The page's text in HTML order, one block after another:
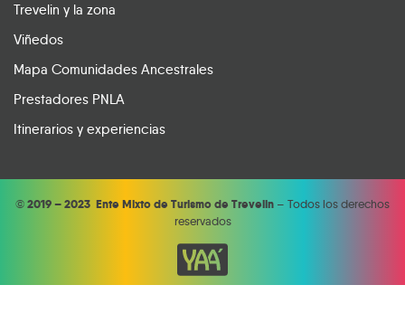
Trevelin y la zona
Viñedos
Mapa Comunidades Ancestrales
Prestadores PNLA
Itinerarios y experiencias
©2019 – 2023 Ente Mixto de Turismo de Trevelin – Todos los derechos
reservados